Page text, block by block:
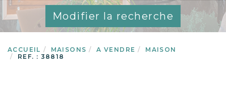
Modifier la recherche
ACCUEIL MAISONS A VENDRE
MAISON
REF. : 38818